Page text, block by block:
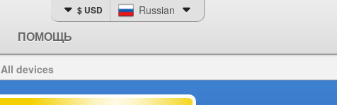
ПОМОЩЬ
$ USD Russian
All devices